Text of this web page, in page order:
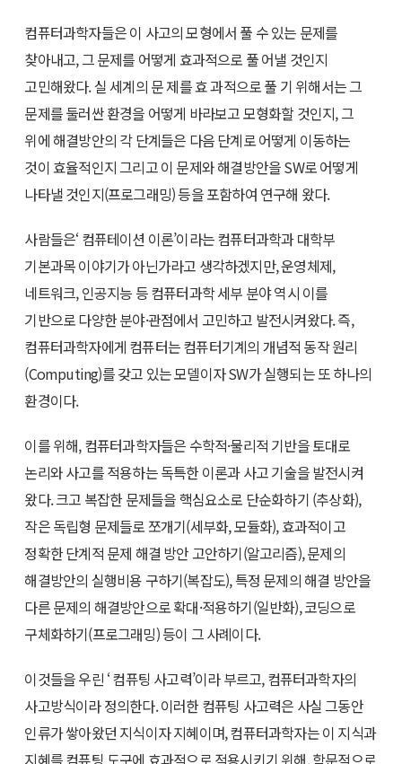
컴퓨터과학자들은 이 사고의 모형에서 풀 수 있는 문제를
찾아내고, 그 문제를 어떻게 효과적으로 풀 어낼 것인지
고민해왔다. 실 세계의 문 제를 효 과적으로 풀 기 위해서는 그
문제를 둘러싼 환경을 어떻게 바라보고 모형화할 것인지, 그
위에 해결방안의 각 단계들은 다음 단계로 어떻게 이동하는
것이 효율적인지 그리고 이 문제와 해결방안을 SW로 어떻게
나타낼 것인지(프로그래밍) 등을 포함하여 연구해 왔다.
사람들은‘ 컴퓨테이션 이론’이라는 컴퓨터과학과 대학부
기본과목 이야기가 아닌가라고 생각하겠지만, 운영체제,
네트워크, 인공지능 등 컴퓨터과학 세부 분야 역시 이를
기반으로 다양한 분야·관점에서 고민하고 발전시켜왔다. 즉,
컴퓨터과학자에게 컴퓨터는 컴퓨터기계의 개념적 동작 원리
(Computing)를 갖고 있는 모델이자 SW가 실행되는 또 하나의
환경이다.
이를 위해, 컴퓨터과학자들은 수학적·물리적 기반을 토대로
논리와 사고를 적용하는 독특한 이론과 사고 기술을 발전시켜
왔다. 크고 복잡한 문제들을 핵심요소로 단순화하기 (추상화),
작은 독립형 문제들로 쪼개기(세부화, 모듈화), 효과적이고
정확한 단계적 문제 해결 방안 고안하기(알고리즘), 문제의
해결방안의 실행비용 구하기(복잡도), 특정 문제의 해결 방안을
다른 문제의 해결방안으로 확대·적용하기(일반화), 코딩으로
구체화하기(프로그래밍) 등이 그 사례이다.
이것들을 우린 ‘ 컴퓨팅 사고력’이라 부르고, 컴퓨터과학자의
사고방식이라 정의한다. 이러한 컴퓨팅 사고력은 사실 그동안
인류가 쌓아왔던 지식이자 지혜이며, 컴퓨터과학자는 이 지식과